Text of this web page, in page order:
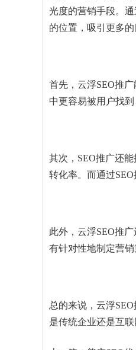
光度的营销手段。
的位置，吸引更多的
首先，云浮SEO推
中更容易被用户找
其次，SEO推广还
转化率。而通过
此外，云浮SEO推
有针对性地制定营销
总的来说，云浮
是传统企业还是互